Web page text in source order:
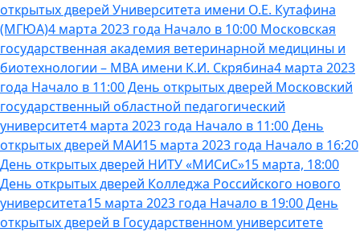
открытых дверей Университета имени О.Е. Кутафина
(МГЮА)4 марта 2023 года Начало в 10:00 Московская
государственная академия ветеринарной медицины и
биотехнологии – МВА имени К.И. Скрябина4 марта 2023
года Начало в 11:00 День открытых дверей Московский
государственный областной педагогический
университет4 марта 2023 года Начало в 11:00 День
открытых дверей МАИ15 марта 2023 года Начало в 16:20
День открытых дверей НИТУ «МИСиС»15 марта, 18:00
День открытых дверей Колледжа Российского нового
университета15 марта 2023 года Начало в 19:00 День
открытых дверей в Государственном университете